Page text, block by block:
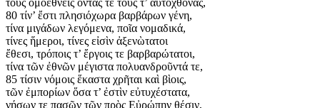
τοὺς ὁμοεθνεῖς ὄντας τε τούς τ’ αὐτόχθονας,
80 τίν’ ἔστι πλησιόχωρα βαρβάρων γένη,
τίνα μιγάδων λεγόμενα, ποῖα νομαδικά,
τίνες ἥμεροι, τίνες εἰσὶν ἀξενὼτατοι
ἔθεσι, τρόποις τ’ ἔργοις τε βαρβαρώτατοι,
τίνα τῶν ἐθνῶν μέγιστα πολυανδροῦντά τε,
85 τίσιν νόμοις ἕκαστα χρῆται καὶ βὶοις,
τῶν ἐμπορίων ὅσα τ’ ἐστὶν εὐτυχέστατα,
νήσων τε πασῶν τῶν πρὸς Εὐρώπην θέσιν,